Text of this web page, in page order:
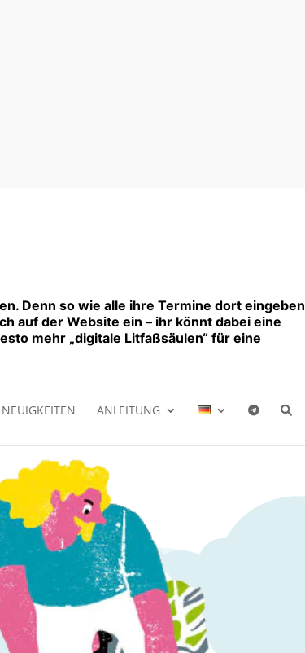
Denn so wie alle ihre Termine dort eingeben
auf der Website ein – ihr könnt dabei eine
mehr „digitale Litfaßsäulen“ für eine